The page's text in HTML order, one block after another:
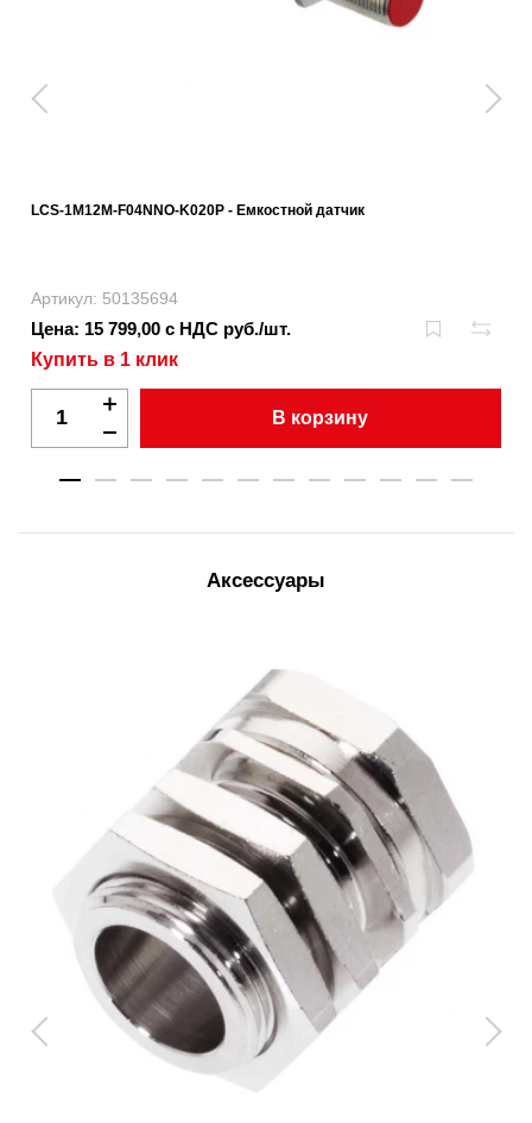
LCS-1M12M-F04NNO-K020P - Емкостной датчик
Артикул: 50135694
Цена: 15 799,00 с НДС руб./шт.
Купить в 1 клик
В корзину
Аксессуары